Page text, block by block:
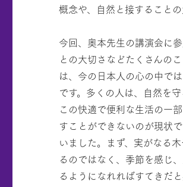
概念や、自然と接すること
今回、奥本先生の講演会に
との大切さなどたくさんの
は、今の日本人の心の中で
です。多くの人は、自然を
この快適で便利な生活の一
すことができないのが現状
いました。まず、実がなる
るのではなく、季節を感じ
るようになれればすてきだ